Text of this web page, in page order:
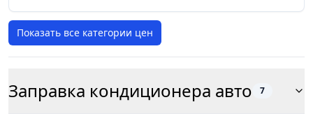
Показать все категории цен
Заправка кондиционера авто 7